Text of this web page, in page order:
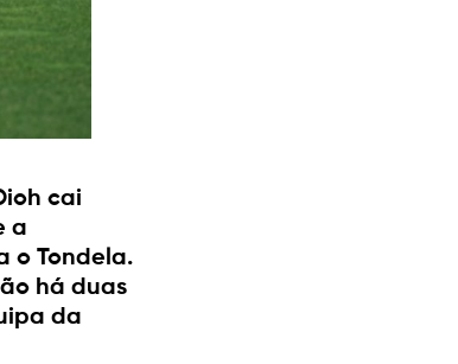
cai
a
o Tondela.
há duas
da